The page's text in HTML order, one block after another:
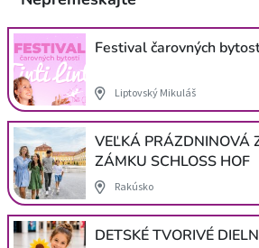
Festival čarovných
Liptovský Mikuláš
VEĽKÁ PRÁZDNINOVÁ
ZÁMKU SCHLOSS HOF
Rakúsko
DETSKÉ TVORIVÉ